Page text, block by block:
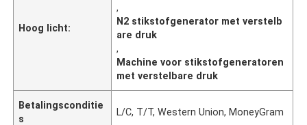
Hoog licht:
,
N2 stikstofgenerator met verstelb
are druk
,
Machine voor stikstofgeneratoren
met verstelbare druk
Betalingsconditie
s
L/C, T/T, Western Union, MoneyGram